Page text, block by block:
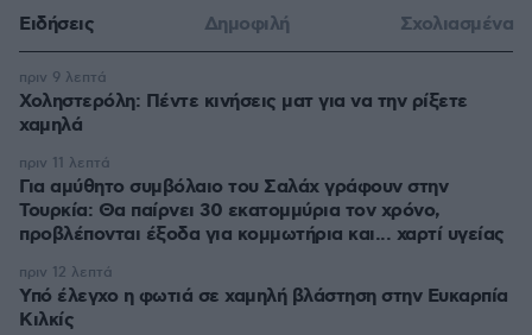
Ειδήσεις Δημοφιλή Σχολιασμένα
Χοληστερόλη: Πέντε κινήσεις ματ για να την ρίξετε
χαμηλά
πριν 9 λεπτά
Για αμύθητο συμβόλαιο του Σαλάχ γράφουν στην
Τουρκία: Θα παίρνει 30 εκατομμύρια τον χρόνο,
προβλέπονται έξοδα για κομμωτήρια και... χαρτί υγείας
πριν 11 λεπτά
Υπό έλεγχο η φωτιά σε χαμηλή βλάστηση στην Ευκαρπία
Κιλκίς
πριν 12 λεπτά